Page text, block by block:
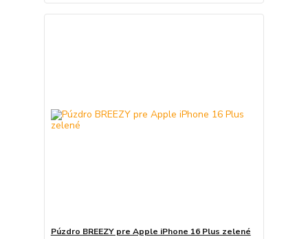
Púzdro BREEZY pre Apple iPhone 16 Plus zelené